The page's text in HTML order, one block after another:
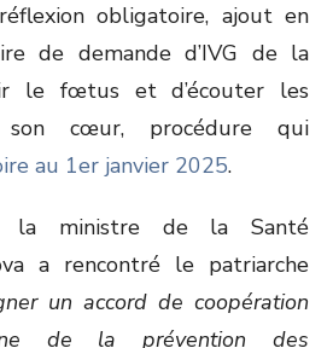
obligatoire, ajout en
de demande d’IVG de la
le fœtus et d’écouter les
cœur, procédure qui
au 1er janvier 2025.
la ministre de la Santé
a rencontré le patriarche
un accord de coopération
de la prévention des